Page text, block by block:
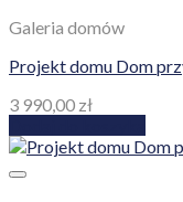
Galeria domów
Projekt domu Dom
3 990,00 zł